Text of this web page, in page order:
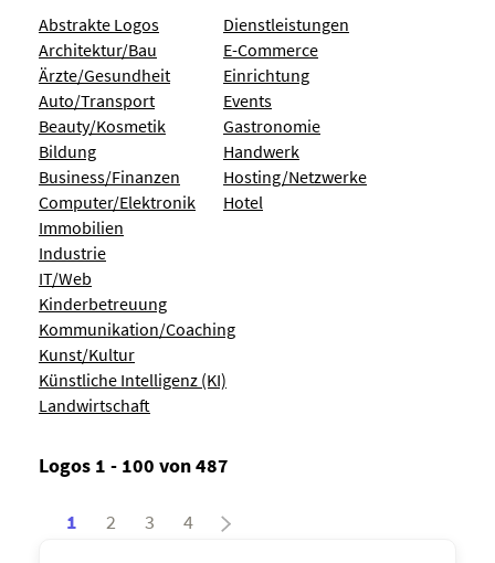
Abstrakte Logos
Architektur/Bau
Ärzte/Gesundheit
Auto/Transport
Beauty/Kosmetik
Bildung
Business/Finanzen
Computer/Elektronik
Dienstleistungen
E-Commerce
Einrichtung
Events
Gastronomie
Handwerk
Hosting/Netzwerke
Hotel
Immobilien
Industrie
IT/Web
Kinderbetreuung
Kommunikation/Coaching
Kunst/Kultur
Künstliche Intelligenz (KI)
Landwirtschaft
Logos 1 - 100 von 487
1 2 3 4